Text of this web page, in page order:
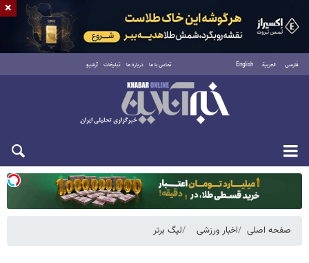
فارسی العربية English تماس با ما درباره ما تبلیغات آرشیو
یکشنبه ۱۸ مرداد ۱۴۰۵
صفحه اصلی اخبار ورزشی لیگ برتر
×